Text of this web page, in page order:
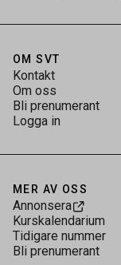
OM SVT
Kontakt
Om oss
Bli prenumerant
Logga in
MER AV OSS
Annonsera
Kurskalendarium
Tidigare nummer
Bli prenumerant